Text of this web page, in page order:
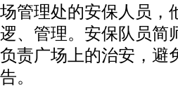
场管理处的安保人员，
逻、管理。安保队员简
负责广场上的治安，避
告。